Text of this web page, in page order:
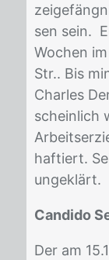
sen sein.
Wo­chen
Str.. Bis
Charles
schein­lich
haf­tiert.
un­ge­klärt.
Candido
Der am